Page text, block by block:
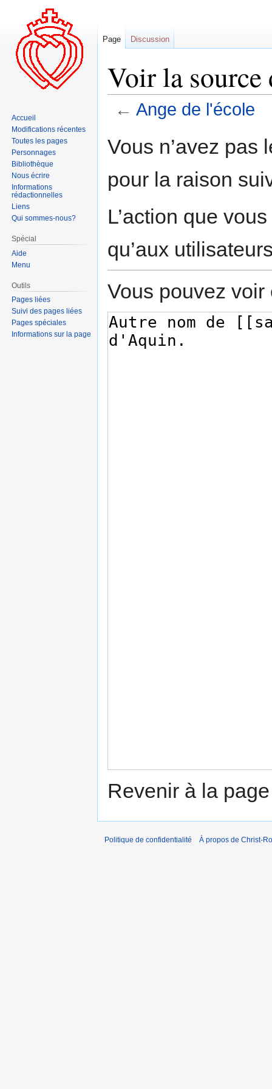
Voir la source
← Ange de l'école
à
navigation
à
recherche
Vous n’avez pas
pour la raison
L’action que
qu’aux
Vous pouvez
Revenir à la
Page Discussion
Accueil
Modifications récentes
Toutes les pages
Personnages
Bibliothèque
Nous écrire
Informations
rédactionnelles
Liens
Qui sommes-nous?
Spécial
Aide
Menu
Outils
Pages liées
Suivi des pages liées
Pages spéciales
Informations sur la page
Politique de confidentialité À propos de Christ-